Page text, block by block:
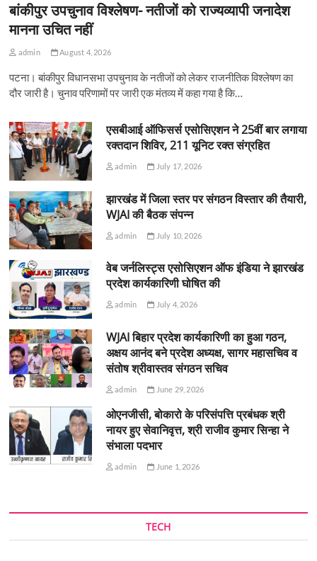
बांकीपुर उपचुनाव विश्लेषण- नतीजों को राज्यव्यापी जनादेश
मानना उचित नहीं
admin August 4, 2026
पटना। बांकीपुर विधानसभा उपचुनाव के नतीजों को लेकर राजनीतिक विश्लेषण का
दौर जारी है। चुनाव परिणामों पर जारी एक मंतव्य में कहा गया है कि…
एसबीआई ऑफिसर्स एसोसिएशन ने 25वीं बार लगाया
रक्तदान शिविर, 211 यूनिट रक्त संग्रहित
admin July 17, 2026
झारखंड में जिला स्तर पर संगठन विस्तार की तैयारी,
WJAI की बैठक संपन्न
admin July 10, 2026
वेब जर्नलिस्ट्स एसोसिएशन ऑफ इंडिया ने झारखंड
प्रदेश कार्यकारिणी घोषित की
admin July 4, 2026
WJAI बिहार प्रदेश कार्यकारिणी का हुआ गठन,
अक्षय आनंद बने प्रदेश अध्यक्ष, सागर महासचिव व
संतोष श्रीवास्तव संगठन सचिव
admin June 29, 2026
ओएनजीसी, बोकारो के परिसंपत्ति प्रबंधक श्री
नायर हुए सेवानिवृत्त, श्री राजीव कुमार सिन्हा ने
संभाला पदभार
admin June 1, 2026
TECH